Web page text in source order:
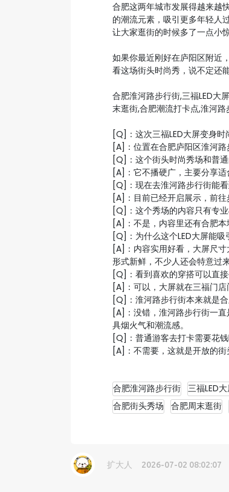
合肥这两年城市发展得越来越
的潮流元素，吸引更多年轻人
让大家逛街的时候多了一点小
如果你最近刚好在庐阳区附近
看这场街头时尚秀，说不定还
合肥淮河路步行街,三福LED大
末逛街,合肥潮流打卡点,淮河路
[Q]：这次三福LED大屏变身时
[A]：位置在合肥庐阳区淮河路
[Q]：这个街头时尚秀场和普
[A]：它不播硬广，主要分享
[Q]：现在去淮河路步行街能
[A]：目前已经开启展示，前往
[Q]：这个秀场的内容只有专
[A]：不是，内容里还有合肥
[Q]：为什么这个LED大屏能吸
[A]：内容实用好看，大屏尺
形式新鲜，不少人还会特意过
[Q]：看到喜欢的穿搭可以直
[A]：可以，大屏就在三福门
[Q]：淮河路步行街本来就是
[A]：没错，淮河路步行街一
具烟火气和潮流感。
[Q]：普通游客去打卡需要花钱
[A]：不需要，这就是开放的街
合肥淮河路步行街 三福LED
合肥街头秀场
合肥周末逛街
扩大人 2026-07-02 08:02:07